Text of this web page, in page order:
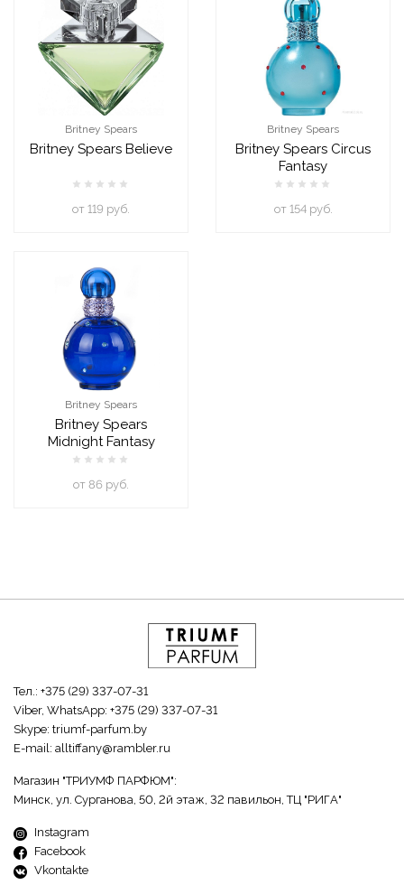
Britney Spears
Britney Spears Believe
oт 119 руб.
Britney Spears
Britney Spears Circus
Fantasy
oт 154 руб.
Britney Spears
Britney Spears
Midnight Fantasy
oт 86 руб.
Тел.: +375 (29) 337-07-31
Viber, WhatsApp: +375 (29) 337-07-31
Skype: triumf-parfum.by
E-mail: alltiffany@rambler.ru
Магазин "ТРИУМФ ПАРФЮМ":
Минск, ул. Сурганова, 50, 2й этаж, 32 павильон, ТЦ "РИГА"
Instagram
Facebook
Vkontakte